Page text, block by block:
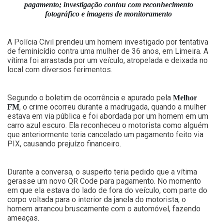
pagamento; investigação contou com reconhecimento
fotográfico e imagens de monitoramento
A Polícia Civil prendeu um homem investigado por tentativa
de feminicídio contra uma mulher de 36 anos, em Limeira. A
vítima foi arrastada por um veículo, atropelada e deixada no
local com diversos ferimentos.
Segundo o boletim de ocorrência e apurado pela Melhor
FM, o crime ocorreu durante a madrugada, quando a mulher
estava em via pública e foi abordada por um homem em um
carro azul escuro. Ela reconheceu o motorista como alguém
que anteriormente teria cancelado um pagamento feito via
PIX, causando prejuízo financeiro.
Durante a conversa, o suspeito teria pedido que a vítima
gerasse um novo QR Code para pagamento. No momento
em que ela estava do lado de fora do veículo, com parte do
corpo voltada para o interior da janela do motorista, o
homem arrancou bruscamente com o automóvel, fazendo
ameaças.